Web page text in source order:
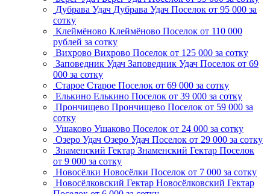
Дубрава Удач Дубрава Удач Поселок от 95 000 за
сотку
Клеймёново Клеймёново Поселок от 110 000
рублей за сотку
Вихрово Вихрово Поселок от 125 000 за сотку
Заповедник Удач Заповедник Удач Поселок от 69
000 за сотку
Старое Старое Поселок от 69 000 за сотку
Елькино Елькино Поселок от 39 000 за сотку
Прончищево Прончищево Поселок от 59 000 за
сотку
Ушаково Ушаково Поселок от 24 000 за сотку
Озеро Удач Озеро Удач Поселок от 29 000 за сотку
Знаменский Гектар Знаменский Гектар Поселок
от 9 000 за сотку
Новосёлки Новосёлки Поселок от 7 000 за сотку
Новосёлковский Гектар Новосёлковский Гектар